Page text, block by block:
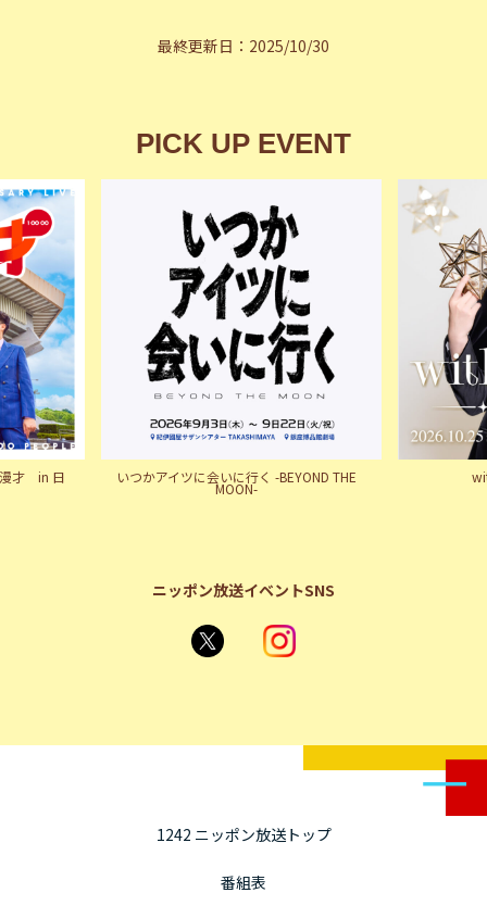
最終更新日：2025/10/30
PICK UP EVENT
漫才 in 日 いつかアイツに会いに行く -BEYOND THE
MOON-
ニッポン放送イベントSNS
1242 ニッポン放送トップ
番組表